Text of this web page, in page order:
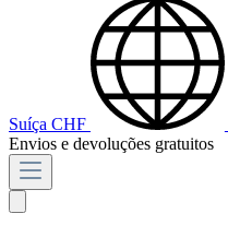
Suíça CHF
Envios e devoluções gratuitos